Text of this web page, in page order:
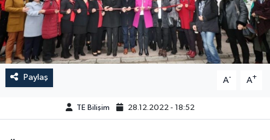
Paylaş A- A+
TE Bilişim 28.12.2022 - 18:52